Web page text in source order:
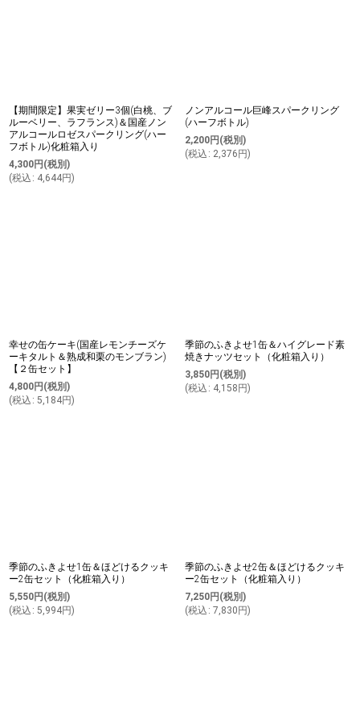
【期間限定】果実ゼリー3個(白桃、ブ
ルーベリー、ラフランス)＆国産ノン
アルコールロゼスパークリング(ハー
フボトル)化粧箱入り
4,300円 (税別)
(税込 : 4,644円)
ノンアルコール巨峰スパークリング
(ハーフボトル)
2,200円 (税別)
(税込 : 2,376 円)
幸せの缶ケーキ(国産レモンチーズケ
ーキタルト＆熟成和栗のモンブラン)
【２缶セット】
4,800円 (税別)
(税込 : 5,184円)
季節のふきよせ1缶＆ハイグレード素
焼きナッツセット（化粧箱入り）
3,850円 (税別)
(税込 : 4,158 円)
季節のふきよせ1缶＆ほどけるクッキ
ー2缶セット（化粧箱入り）
5,550円 (税別)
(税込 : 5,994円)
季節のふきよせ2缶＆ほどけるクッキ
ー2缶セット（化粧箱入り）
7,250円 (税別)
(税込 : 7,830 円)